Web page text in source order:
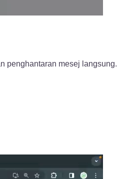
penghantaran mesej langsung.